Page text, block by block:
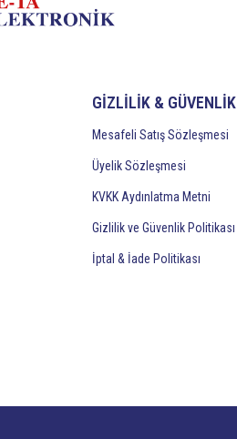
GİZLİLİK & GÜVENLİK
Mesafeli Satış Sözleşmesi
Üyelik Sözleşmesi
KVKK Aydınlatma Metni
Gizlilik ve Güvenlik Politikası
İptal & İade Politikası